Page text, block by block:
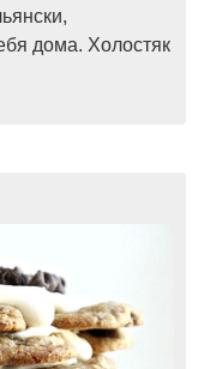
дома. Холостяк